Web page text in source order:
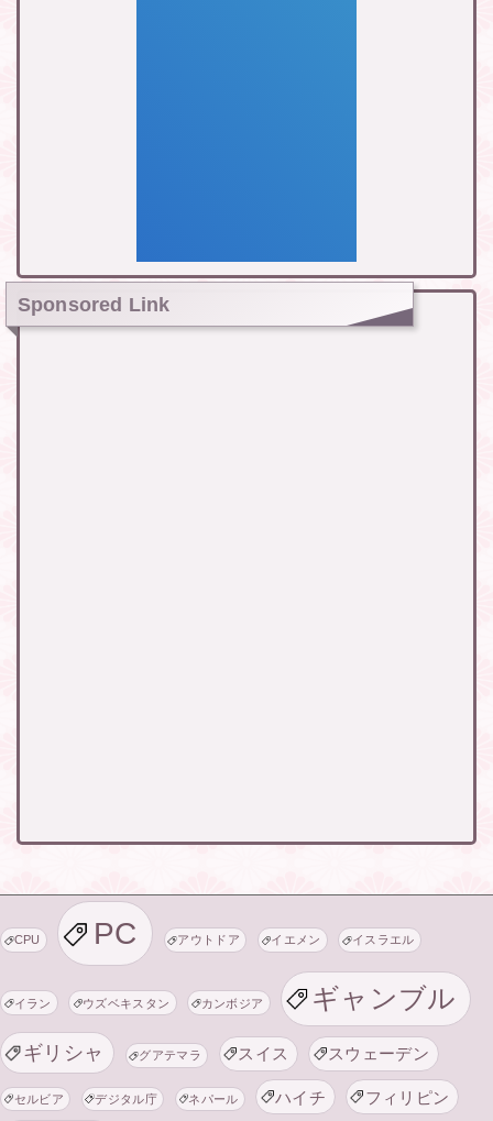
Sponsored Link
CPU PC アウトドア イエメン イスラエル
イラン ウズベキスタン カンボジア ギャンブル
ギリシャ グアテマラ スイス スウェーデン
セルビア デジタル庁 ネパール ハイチ フィリピン